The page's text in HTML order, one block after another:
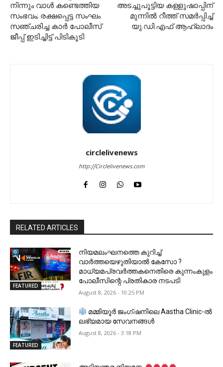
നിന്നും വാൾ കണ്ടെത്തിയ
സംഭവം; രക്ഷപ്പെട്ട സംഘം
സഞ്ചരിച്ച കാർ പോലീസ്
ജീപ്പ് ഇടിച്ചിട്ട് പിടികൂടി
അടച്ചുപൂട്ടിയ കള്ളുഷാപ്പിന്
മുന്നിൽ റീത്ത് സമർപ്പിച്ച്
യു.ഡി.എഫ് ആഹ്ലാദം
circlelivenews
http://Circlelivenews.com
RELATED ARTICLES
FEATURED
നിയമലംഘനത്തെ കുറിച്ച്
വാർത്തയെഴുതിയാൽ കേസോ ?
മാധ്യമപ്രവർത്തകനെതിരെ കുന്നംകുളം
പോലീസിന്റെ പ്രതികാര നടപടി
August 8, 2026 - 10:25 PM
FEATURED
മമ്മിയൂർ ജംഗ്ഷനിലെ Aastha Clinic-ൽ
ലഭ്യമായ സേവനങ്ങൾ
August 8, 2026 - 3:18 PM